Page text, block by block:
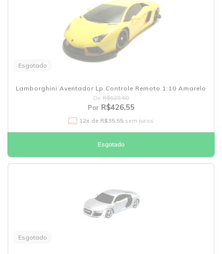
Esgotado
Lamborghini Aventador Lp Controle Remoto 1:10 Amarelo
De R$628,60
Por R$426,55
12x de R$35,55 sem juros
Esgotado
Esgotado